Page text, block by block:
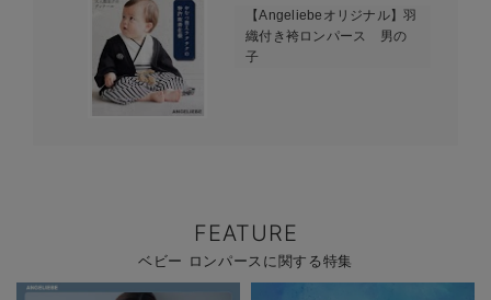
【Angeliebeオリジナル】羽
織付き袴ロンパース 男の
子
FEATURE
ベビー ロンパースに関する特集